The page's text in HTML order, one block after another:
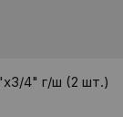
4" г/ш (2 шт.)